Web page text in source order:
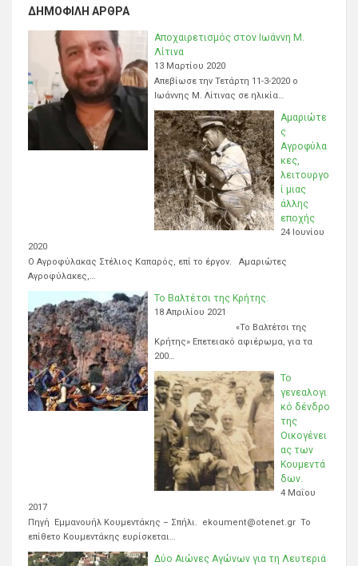
ΔΗΜΟΦΙΛΉ ΆΡΘΡΑ
Αποχαιρετισμός στον Ιωάννη Μ.
Λίτινα
13 Μαρτίου 2020
Απεβίωσε την Τετάρτη 11-3-2020 ο
Ιωάννης Μ. Λίτινας σε ηλικία…
Αμαριώτε
ς
Αγροφύλα
κες,
λειτουργο
ί μιας
άλλης
εποχής
24 Ιουνίου
2020
Ο Αγροφύλακας Στέλιος Καπαρός, επί το έργον. Αμαριώτες
Αγροφύλακες,…
Το Βαλτέτσι της Κρήτης.
18 Απριλίου 2021
«Το Βαλτέτσι της
Κρήτης» Επετειακό αφιέρωμα, για τα
200…
Το
γενεαλογι
κό δένδρο
της
Οικογένει
ας των
Κουμεντά
δων.
4 Μαΐου
2017
Πηγή Εμμανουήλ Κουμεντάκης – Σπήλι. ekoument@otenet.gr Το
επίθετο Κουμεντάκης ευρίσκεται…
Δύο Αιώνες Αγώνων για τη Λευτεριά